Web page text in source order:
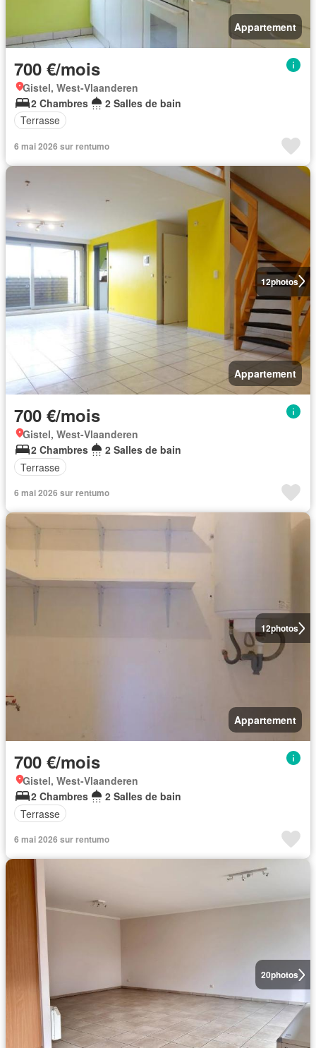
Appartement
700 €/mois
Gistel, West-Vlaanderen
2 Chambres
2 Salles de bain
Terrasse
6 mai 2026 sur rentumo
12photos
Appartement
700 €/mois
Gistel, West-Vlaanderen
2 Chambres
2 Salles de bain
Terrasse
6 mai 2026 sur rentumo
12photos
Appartement
700 €/mois
Gistel, West-Vlaanderen
2 Chambres
2 Salles de bain
Terrasse
6 mai 2026 sur rentumo
20photos